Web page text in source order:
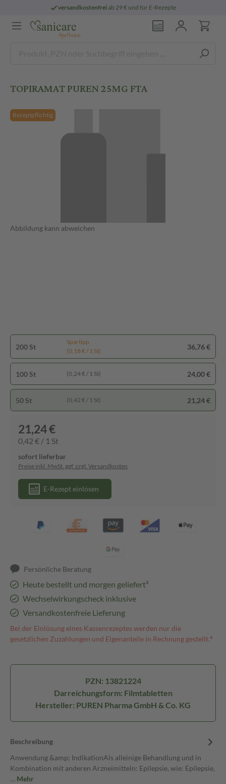
versandkostenfreiab 29 € und für E-Rezepte
TOPIRAMAT PUREN 25MG FTA
Rezeptpflichtig
Abbildung kann abweichen
200 St
Spartipp
(0,18 € / 1 St)
36,76 €
100 St (0,24 € / 1 St) 24,00 €
50 St (0,42 € / 1 St) 21,24 €
21,24 €
0,42 € / 1 St
sofort lieferbar
Preise inkl. MwSt. ggf. zzgl. Versandkosten
E-Rezept einlösen
Persönliche Beratung
Heute bestellt und morgen geliefert³
Wechselwirkungscheck inklusive
Versandkostenfreie Lieferung
Bei der Einlösung eines Kassenrezeptes werden nur die
gesetzlichen Zuzahlungen und Eigenanteile in Rechnung gestellt.⁴
PZN: 13821224
Darreichungsform: Filmtabletten
Hersteller: PUREN Pharma GmbH & Co. KG
Beschreibung
Anwendung &amp; IndikationAls alleinige Behandlung und in
Kombination mit anderen Arzneimitteln: Epilepsie, wie: Epilepsie,
… Mehr